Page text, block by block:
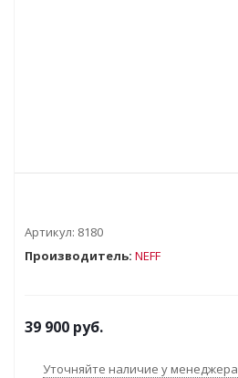
Артикул: 8180
Производитель: NEFF
39 900 руб.
Уточняйте наличие у менеджера